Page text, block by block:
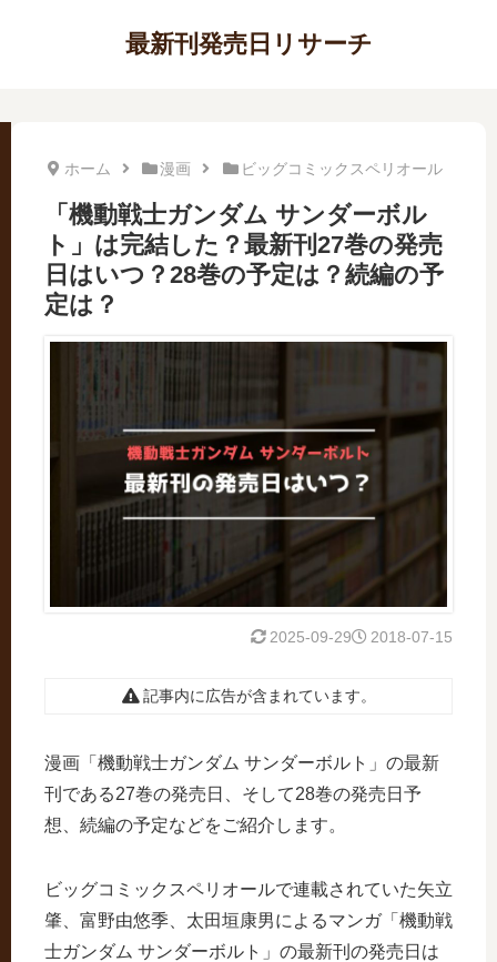
最新刊発売日リサーチ
ホーム 漫画 ビッグコミックスペリオール
「機動戦士ガンダム サンダーボル
ト」は完結した？最新刊27巻の発売
日はいつ？28巻の予定は？続編の予
定は？
2018-07-15
2025-09-29
記事内に広告が含まれています。
漫画「機動戦士ガンダム サンダーボルト」の最新
刊である27巻の発売日、そして28巻の発売日予
想、続編の予定などをご紹介します。
ビッグコミックスペリオールで連載されていた矢立
肇、富野由悠季、太田垣康男によるマンガ「機動戦
士ガンダム サンダーボルト」の最新刊の発売日は